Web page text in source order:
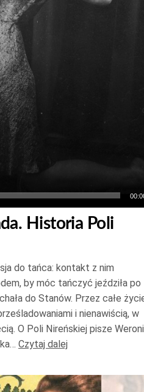
Historia Poli
do tańca: kontakt z nim
by móc tańczyć jeździła po
do Stanów. Przez całe
i nienawiścią, w
O Poli Nireńskiej pisze
Czytaj dalej